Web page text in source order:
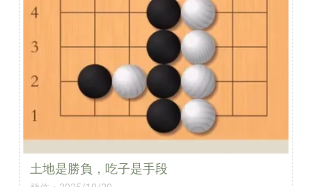
土地是勝負，吃子是手段